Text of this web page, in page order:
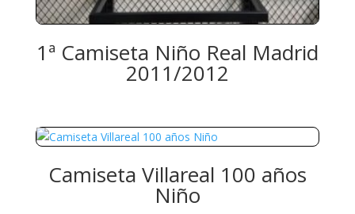
1ª Camiseta Niño Real Madrid
2011/2012
Camiseta Villareal 100 años
Niño